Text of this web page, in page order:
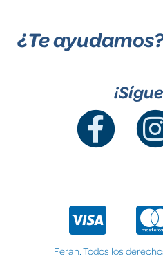
¿Te
Feran. Todos los